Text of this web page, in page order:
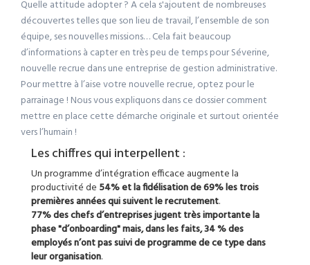
Quelle attitude adopter ? A cela s'ajoutent de nombreuses
découvertes telles que son lieu de travail, l’ensemble de son
équipe, ses nouvelles missions… Cela fait beaucoup
d’informations à capter en très peu de temps pour Séverine,
nouvelle recrue dans une entreprise de gestion administrative.
Pour mettre à l’aise votre nouvelle recrue, optez pour le
parrainage ! Nous vous expliquons dans ce dossier comment
mettre en place cette démarche originale et surtout orientée
vers l’humain !
Les chiffres qui interpellent :
Un programme d’intégration efficace augmente la
productivité de 54% et la fidélisation de 69% les trois
premières années qui suivent le recrutement.
77% des chefs d’entreprises jugent très importante la
phase "d’onboarding" mais, dans les faits, 34 % des
employés n’ont pas suivi de programme de ce type dans
leur organisation.